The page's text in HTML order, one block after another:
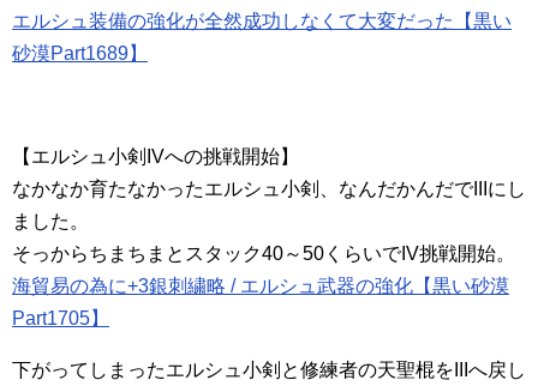
エルシュ装備の強化が全然成功しなくて大変だった【黒い
砂漠Part1689】
【エルシュ小剣IVへの挑戦開始】
なかなか育たなかったエルシュ小剣、なんだかんだでIIIにし
ました。
そっからちまちまとスタック40～50くらいでIV挑戦開始。
海貿易の為に+3銀刺繍略 / エルシュ武器の強化【黒い砂漠
Part1705】
下がってしまったエルシュ小剣と修練者の天聖棍をIIIへ戻し